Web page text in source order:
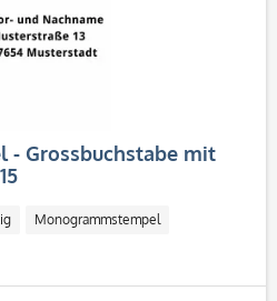
- Grossbuchstabe mit
Monogrammstempel